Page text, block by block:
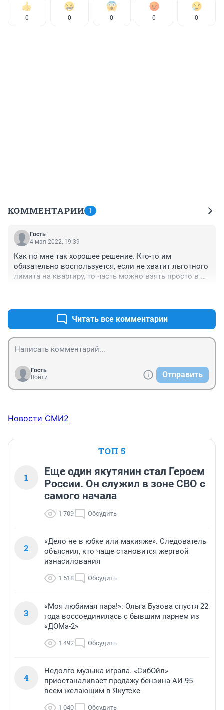
0 0 0 0 0
КОММЕНТАРИИ 1
Гость
4 мая 2022, 19:39
Как по мне так хорошее решение. Кто-то им
обязательно воспользуется, если не хватит льготного
лимита на квартиру, то часть можно взять просто в
Читать все комментарии
Гость
Войти
Отправить
Новости СМИ2
ТОП 5
1
Еще один якутянин стал Героем
России. Он служил в зоне СВО с
самого начала
1 709 Обсудить
2
«Дело не в юбке или макияже». Следователь
объяснил, кто чаще становится жертвой
изнасилования
1 518 Обсудить
3
«Моя любимая пара!»: Ольга Бузова спустя 22
года воссоединилась с бывшим парнем из
«ДОМа-2»
1 492 Обсудить
4
Недолго музыка играла. «СибОйл»
приостаналивает продажу бензина АИ-95
всем желающим в Якутске
1 040 Обсудить